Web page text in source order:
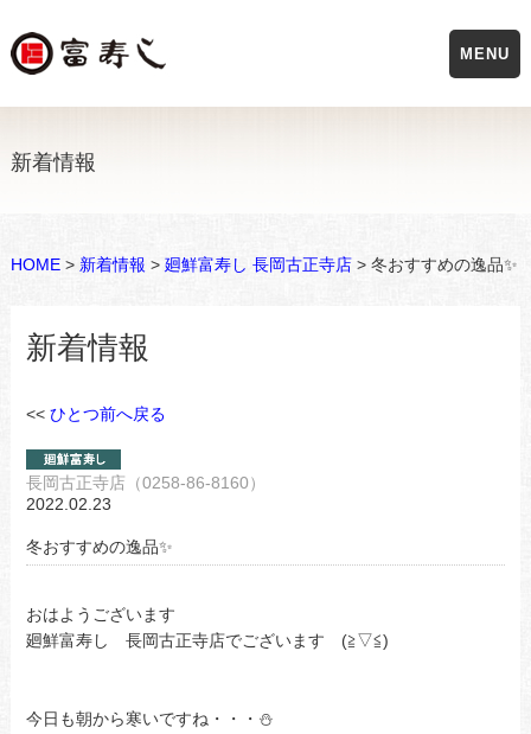
新着情報
HOME> 新着情報 > 廻鮮富寿し 長岡古正寺店> 冬おすすめの逸品✨
新着情報
<< ひとつ前へ戻る
長岡古正寺店（0258-86-8160）
2022.02.23
冬おすすめの逸品✨
おはようございます
廻鮮富寿し 長岡古正寺店でございます (≧▽≦)
今日も朝から寒いですね・・・⛄
MENU